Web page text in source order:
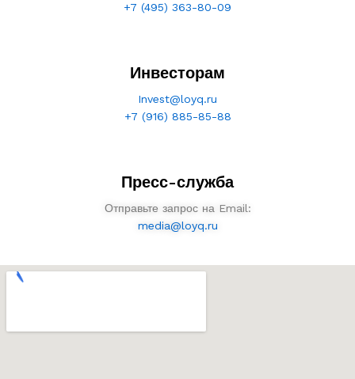
+7 (495) 363-80-09
Инвесторам
Invest@loyq.ru
+7 (916) 885-85-88
Пресс-служба
Отправьте запрос на Email:
media@loyq.ru